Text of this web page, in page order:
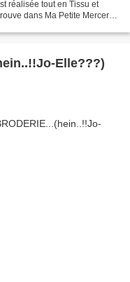
réalisée tout en Tissu et
dans Ma Petite Mercerie
Elle???)